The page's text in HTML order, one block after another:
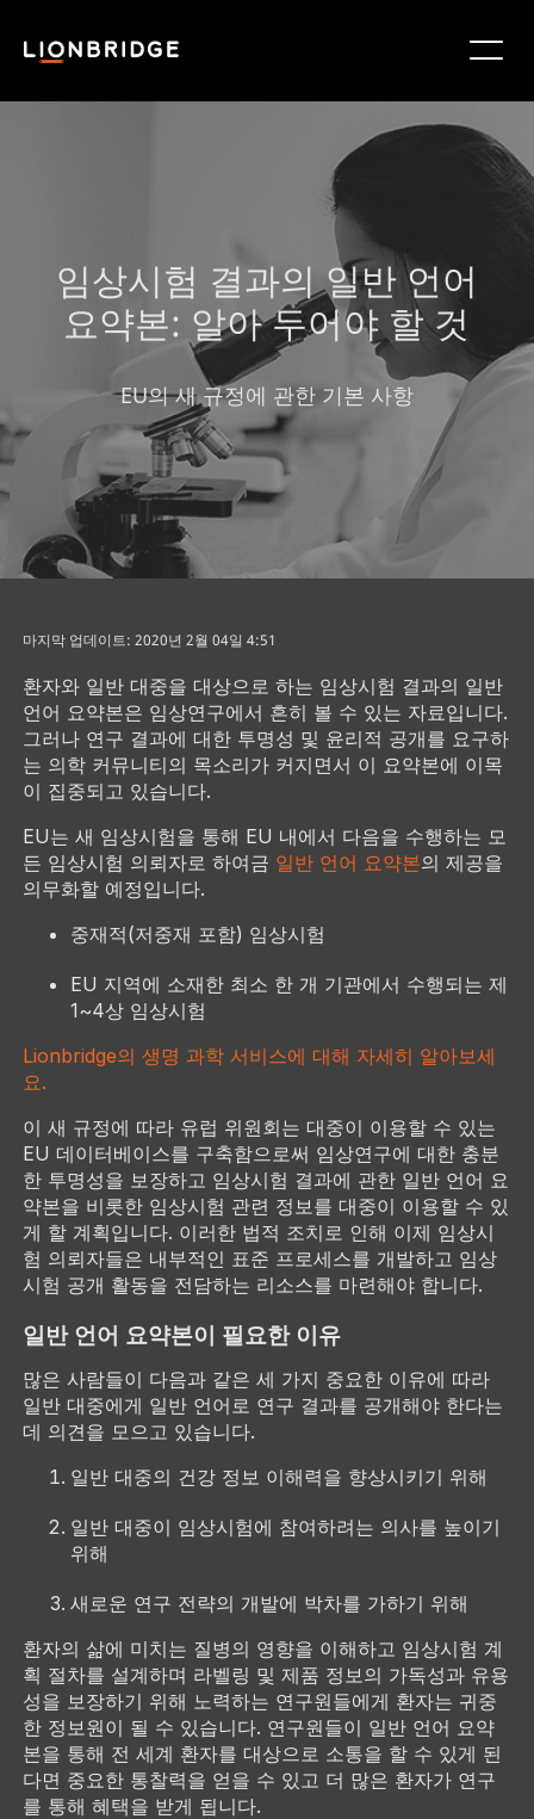
임상시험 결과의 일반 언어
요약본: 알아 두어야 할 것
EU의 새 규정에 관한 기본 사항
마지막 업데이트: 2020년 2월 04일 4:51
환자와 일반 대중을 대상으로 하는 임상시험 결과의 일반
언어 요약본은 임상연구에서 흔히 볼 수 있는 자료입니다.
그러나 연구 결과에 대한 투명성 및 윤리적 공개를 요구하
는 의학 커뮤니티의 목소리가 커지면서 이 요약본에 이목
이 집중되고 있습니다.
EU는 새 임상시험을 통해 EU 내에서 다음을 수행하는 모
든 임상시험 의뢰자로 하여금 일반 언어 요약본의 제공을
의무화할 예정입니다.
중재적(저중재 포함) 임상시험
EU 지역에 소재한 최소 한 개 기관에서 수행되는 제
1~4상 임상시험
Lionbridge의 생명 과학 서비스에 대해 자세히 알아보세
요.
이 새 규정에 따라 유럽 위원회는 대중이 이용할 수 있는
EU 데이터베이스를 구축함으로써 임상연구에 대한 충분
한 투명성을 보장하고 임상시험 결과에 관한 일반 언어 요
약본을 비롯한 임상시험 관련 정보를 대중이 이용할 수 있
게 할 계획입니다. 이러한 법적 조치로 인해 이제 임상시
험 의뢰자들은 내부적인 표준 프로세스를 개발하고 임상
시험 공개 활동을 전담하는 리소스를 마련해야 합니다.
일반 언어 요약본이 필요한 이유
많은 사람들이 다음과 같은 세 가지 중요한 이유에 따라
일반 대중에게 일반 언어로 연구 결과를 공개해야 한다는
데 의견을 모으고 있습니다.
일반 대중의 건강 정보 이해력을 향상시키기 위해
일반 대중이 임상시험에 참여하려는 의사를 높이기
위해
새로운 연구 전략의 개발에 박차를 가하기 위해
환자의 삶에 미치는 질병의 영향을 이해하고 임상시험 계
획 절차를 설계하며 라벨링 및 제품 정보의 가독성과 유용
성을 보장하기 위해 노력하는 연구원들에게 환자는 귀중
한 정보원이 될 수 있습니다. 연구원들이 일반 언어 요약
본을 통해 전 세계 환자를 대상으로 소통을 할 수 있게 된
다면 중요한 통찰력을 얻을 수 있고 더 많은 환자가 연구
를 통해 혜택을 받게 됩니다.